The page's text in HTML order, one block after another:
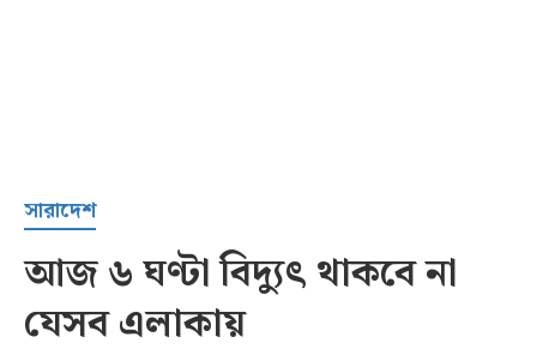
সর্বশেষ
সারাদেশ
আজ ৬ ঘণ্টা বিদ্যুৎ থাকবে না
যেসব এলাকায়